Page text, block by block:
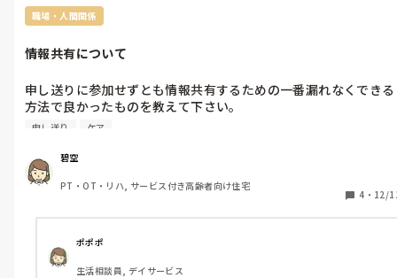
職場・人間関係
情報共有について
申し送りに参加せずとも情報共有するための一番漏れなくできる
方法で良かったものを教えて下さい。
認識の誤差も多く、現在はノートを使っていますがなかなかハイ
よろしくお願いします
申し送り ケア
碧空
PT・OT・リハ, サービス付き高齢者向け住宅
4 ・ 12/
ポポポ
生活相談員, デイサービス